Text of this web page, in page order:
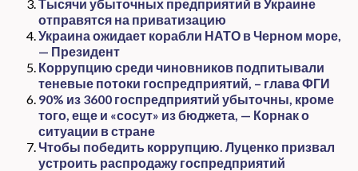
Тысячи убыточных предприятий в Украине
отправятся на приватизацию
Украина ожидает корабли НАТО в Черном море,
— Президент
Коррупцию среди чиновников подпитывали
теневые потоки госпредприятий, – глава ФГИ
90% из 3600 госпредприятий убыточны, кроме
того, еще и «сосут» из бюджета, — Корнак о
ситуации в стране
Чтобы победить коррупцию. Луценко призвал
устроить распродажу госпредприятий